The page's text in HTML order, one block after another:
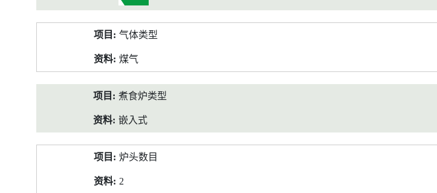
气体类型
煤气
煮食炉类型
嵌入式
炉头数目
2